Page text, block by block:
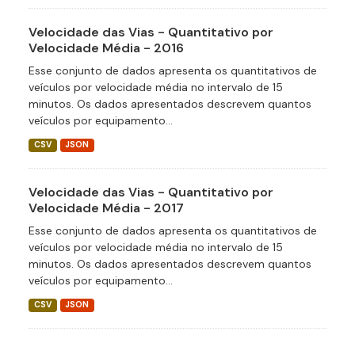
Velocidade das Vias - Quantitativo por
Velocidade Média - 2016
Esse conjunto de dados apresenta os quantitativos de
veículos por velocidade média no intervalo de 15
minutos. Os dados apresentados descrevem quantos
veículos por equipamento...
CSV JSON
Velocidade das Vias - Quantitativo por
Velocidade Média - 2017
Esse conjunto de dados apresenta os quantitativos de
veículos por velocidade média no intervalo de 15
minutos. Os dados apresentados descrevem quantos
veículos por equipamento...
CSV JSON